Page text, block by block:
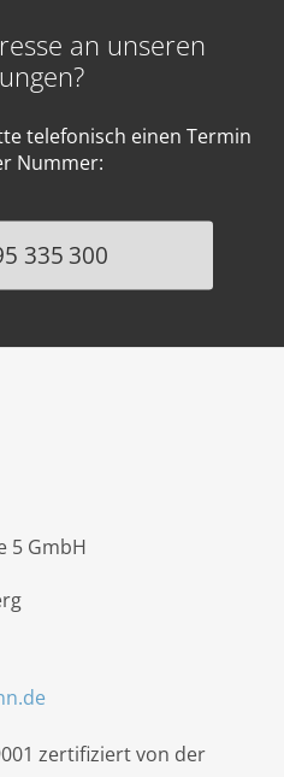
an unseren
telefonisch einen Termin
Nummer:
335 300
5 GmbH
zertifiziert von der